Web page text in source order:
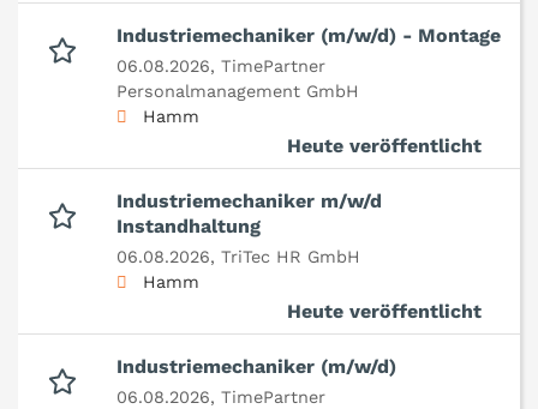
Industriemechaniker (m/w/d) - Montage
06.08.2026, TimePartner
Personalmanagement GmbH
Hamm
Heute veröffentlicht
Industriemechaniker m/w/d
Instandhaltung
06.08.2026, TriTec HR GmbH
Hamm
Heute veröffentlicht
Industriemechaniker (m/w/d)
06.08.2026, TimePartner